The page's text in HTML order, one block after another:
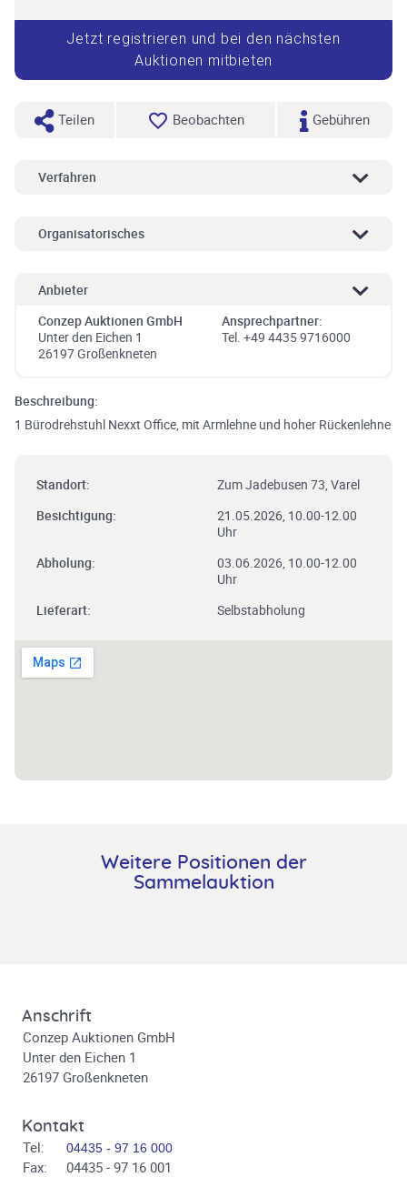
Jetzt registrieren und bei den nächsten
Auktionen mitbieten
Teilen Beobachten Gebühren
Verfahren
Organisatorisches
Anbieter
Conzep Auktionen GmbH
Unter den Eichen 1
26197 Großenkneten
Ansprechpartner:
Tel. +49 4435 9716000
Beschreibung:
1 Bürodrehstuhl Nexxt Office, mit Armlehne und hoher Rückenlehne
Standort:
Zum Jadebusen 73, Varel
Besichtigung:
21.05.2026, 10.00-12.00
Uhr
Abholung:
03.06.2026, 10.00-12.00
Uhr
Lieferart:
Selbstabholung
Weitere Positionen der
Sammelauktion
Anschrift
Conzep Auktionen GmbH
Unter den Eichen 1
26197 Großenkneten
Kontakt
Tel: 04435 - 97 16 000
Fax: 04435 - 97 16 001